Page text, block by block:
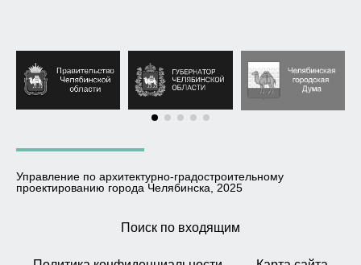
Управление по архитектурно-градостроительному
проектированию города Челябинска, 2025
Поиск по входящим